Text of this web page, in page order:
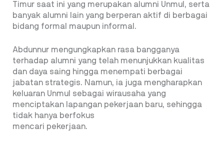
Timur saat ini yang merupakan alumni Unmul, serta
banyak alumni lain yang berperan aktif di berbagai
bidang formal maupun informal.
Abdunnur mengungkapkan rasa bangganya
terhadap alumni yang telah menunjukkan kualitas
dan daya saing hingga menempati berbagai
jabatan strategis. Namun, ia juga mengharapkan
keluaran Unmul sebagai wirausaha yang
menciptakan lapangan pekerjaan baru, sehingga
tidak hanya berfokus
mencari pekerjaan.